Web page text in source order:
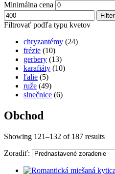
Minimálna cena
Filter
Filtrovať podľa typu kvetov
chryzantémy (24)
frézie (10)
gerbery (13)
karafiáty (10)
ľalie (5)
ruže (49)
slnečnice (6)
Obchod
Showing 121–132 of 187 results
Zoradiť: